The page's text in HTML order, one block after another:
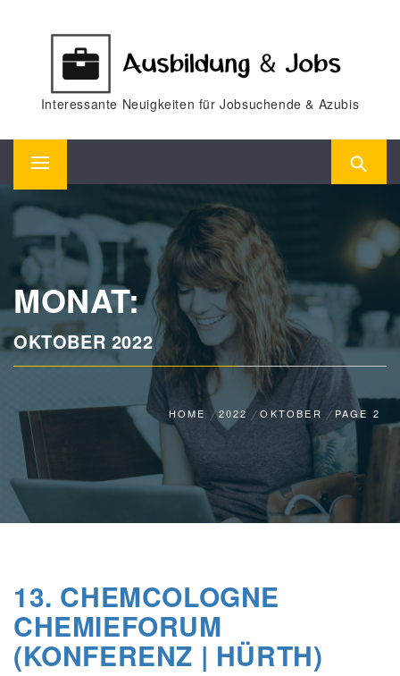
Interessante Neuigkeiten für Jobsuchende & Azubis
Primary
Menu
MONAT:
OKTOBER 2022
HOME 2022 OKTOBER PAGE 2
13. CHEMCOLOGNE
CHEMIEFORUM
(KONFERENZ | HÜRTH)